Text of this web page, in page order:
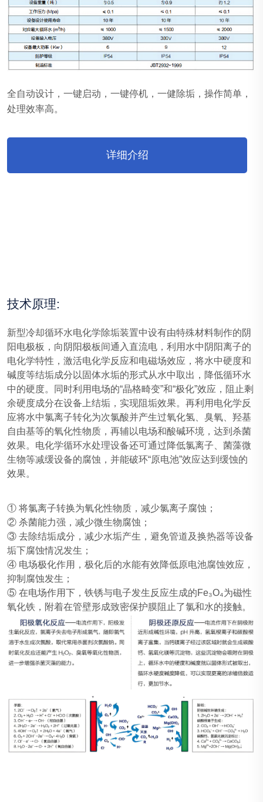
全自动设计，一键启动，一键停机，一健除垢，操作简单，
处理效率高。
详细介绍
技术原理:
新型冷却循环水电化学除垢装置中设有由特殊材料制作的阴
阳电极板，向阴阳极板间通入直流电，利用水中阴阳离子的
电化学特性，激活电化学反应和电磁场效应，将水中硬度和
碱度等结垢成分以固体水垢的形式从水中取出，降低循环水
中的硬度。同时利用电场的“晶格畸变”和“极化”效应，阻止剩
余硬度成分在设备上结垢，实现阻垢效果。再利用电化学反
应将水中氯离子转化为次氯酸并产生过氧化氢、臭氧、羟基
自由基等的氧化性物质，再辅以电场和酸碱环境，达到杀菌
效果。电化学循环水处理设备还可通过降低氯离子、菌藻微
生物等减缓设备的腐蚀，并能破环“原电池”效应达到缓蚀的
效果。
① 将氯离子转换为氧化性物质，减少氯离子腐蚀；
② 杀菌能力强，减少微生物腐蚀；
③ 去除结垢成分，减少水垢产生，避免管道及换热器等设备
垢下腐蚀情况发生；
④ 电场极化作用，极化后的水能有效降低原电池腐蚀效应，
抑制腐蚀发生；
⑤ 在电场作用下，铁锈与电子发生反应生成的Fe₃O₄为磁性
氧化铁，附着在管壁形成致密保护膜阻止了氯和水的接触。